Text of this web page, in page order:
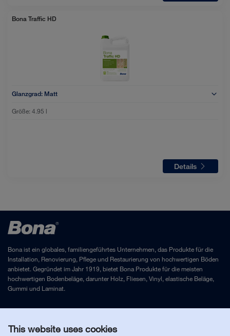
This website uses cookies
Bona Traffic HD
Glanzgrad: Matt
Größe: 4.95 l
Details
Bona ist ein globales, familiengeführtes Unternehmen, das Produkte für die
Installation, Renovierung, Pflege und Restaurierung von hochwertigen Böden
anbietet. Gegründet im Jahr 1919, bietet Bona Produkte für die meisten
hochwertigen Bodenbeläge, darunter Holz, Fliesen, Vinyl, elastische Beläge,
Gummi und Laminat.
Impressum undDatenschutzrichtlinie